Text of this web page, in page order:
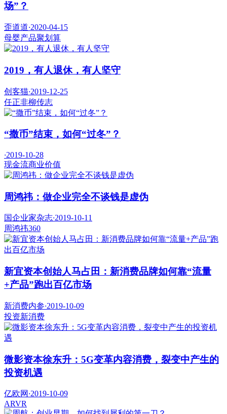
场”？
歪道道·2020-04-15
母婴产品聚划算
2019，有人退休，有人坚守
创客猫·2019-12-25
任正非柳传志
“撒币”结束，如何“过冬”？
·2019-10-28
现金流商业价值
周鸿祎：做企业完全不谈钱是虚伪
国企业家杂志·2019-10-11
周鸿祎360
新宜资本创始人马占田：新消费品牌如何靠“流量
+产品”跑出百亿市场
新消费内参·2019-10-09
投资新消费
微影资本徐东升：5G变革内容消费，裂变中产生的
投资机遇
亿欧网 ·2019-10-09
ARVR